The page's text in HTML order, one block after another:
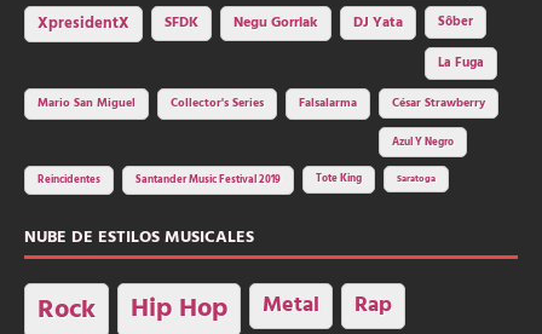
XpresidentX SFDK Negu Gorriak DJ Yata
Sôber
La Fuga
Mario San Miguel
Collector's Series Falsalarma César Strawberry
Azul Y Negro
Reincidentes Santander Music Festival 2019 Tote King Saratoga
NUBE DE ESTILOS MUSICALES
Rock Hip Hop Metal Rap